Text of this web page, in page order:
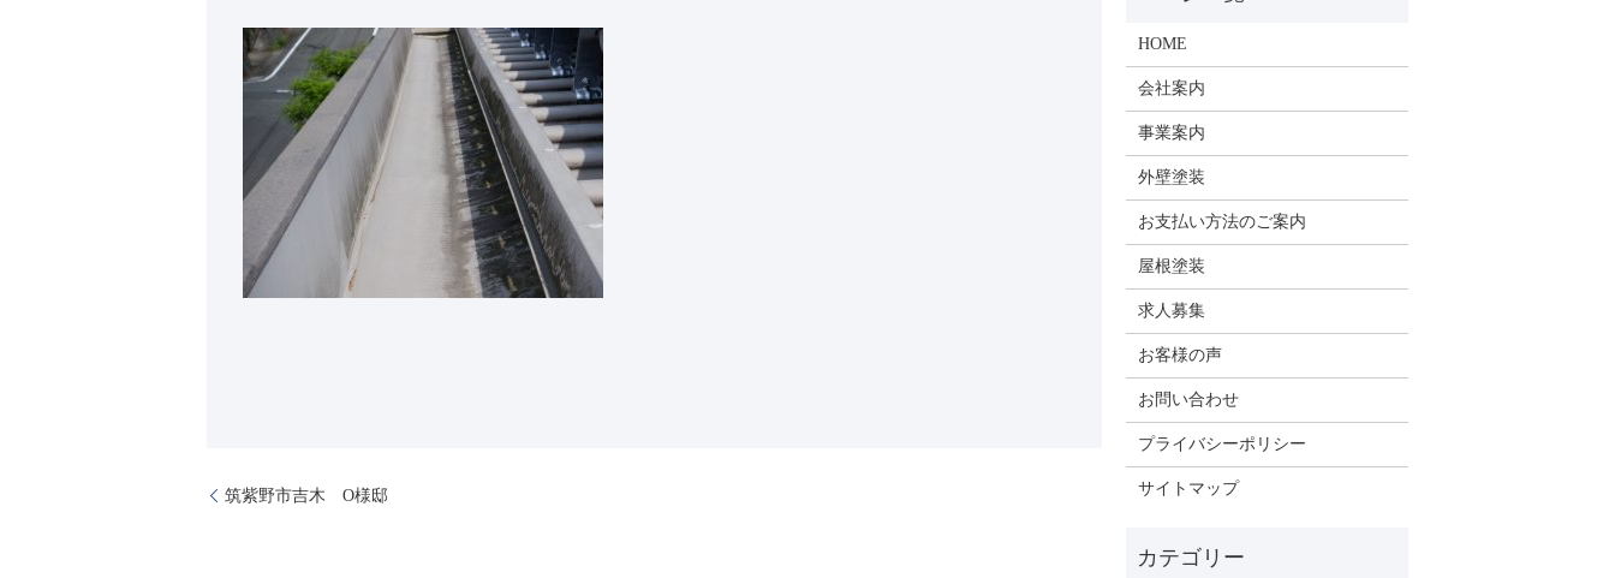
筑紫野市吉木 O様邸
HOME
会社案内
事業案内
外壁塗装
お支払い方法のご案内
屋根塗装
求人募集
お客様の声
お問い合わせ
プライバシーポリシー
サイトマップ